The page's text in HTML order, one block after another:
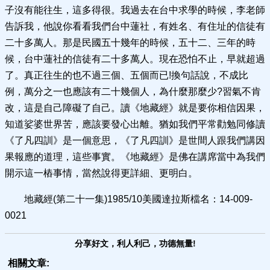
子沒有能往生，這多得很。我過去在台中求學的時候，李老師
告訴我，他說你看看我們台中蓮社，有姓名、有住址的信徒有
二十多萬人。那是民國五十幾年的時候，五十二、三年的時
候，台中蓮社的信徒有二十多萬人。現在恐怕不止，早就超過
了。真正往生的也不過三個、五個而已!換句話說，不成比
例，萬分之一也應該有二十幾個人，為什麼那麼少?習氣不肯
改，這是自己障礙了自己。讀《地藏經》就是要你相信因果，
知道娑婆世界苦，應該要發心出離。猶如我們平常勸勉同修讀
《了凡四訓》是一個意思，《了凡四訓》是世間人跟我們講因
果報應的道理，這些事實。《地藏經》是佛在講席當中為我們
開示這一樁事情，當然說得更詳細、更明白。
地藏經(第二十一集)1985/10美國達拉斯檔名：14-009-
0021
分享好文，利人利己，功德無量!
相關文章: